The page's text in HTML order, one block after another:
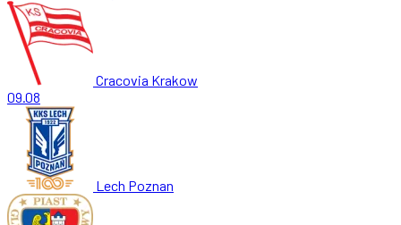
Cracovia Krakow
09.08
Lech Poznan